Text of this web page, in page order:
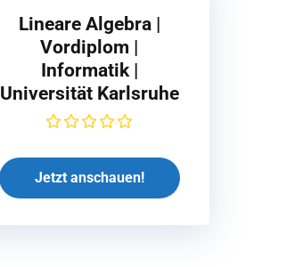
Lineare Algebra |
Vordiplom |
Informatik |
Universität Karlsruhe
Jetzt anschauen!